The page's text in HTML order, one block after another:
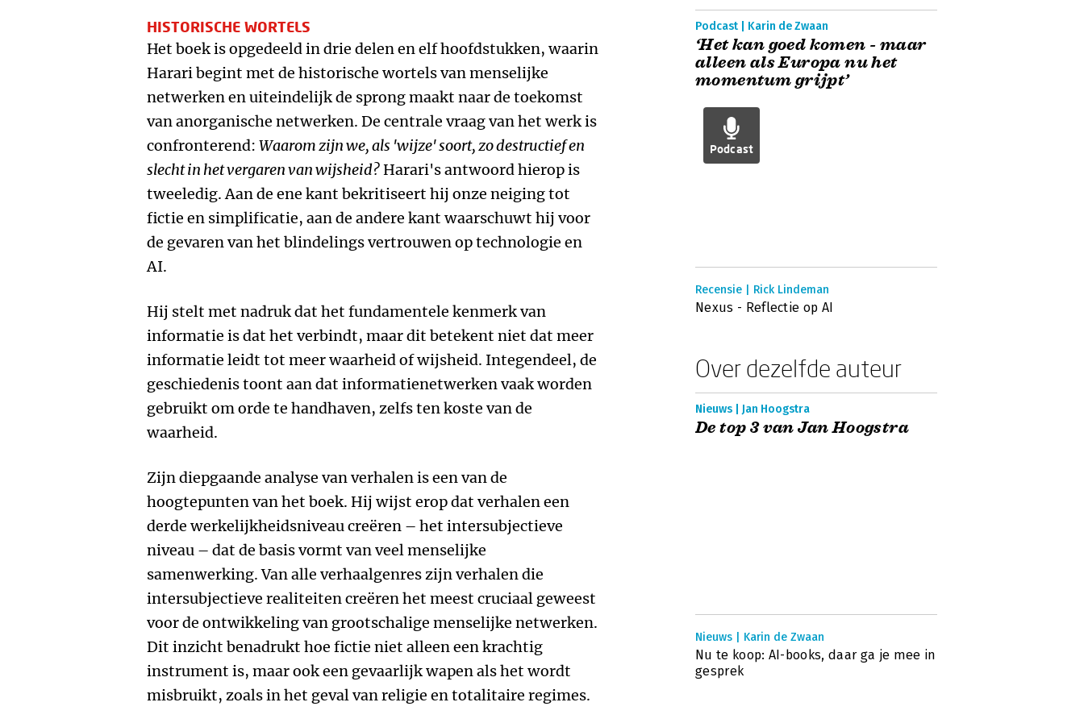
HISTORISCHE WORTELS
Het boek is opgedeeld in drie delen en elf hoofdstukken, waarin
Harari begint met de historische wortels van menselijke
netwerken en uiteindelijk de sprong maakt naar de toekomst
van anorganische netwerken. De centrale vraag van het werk is
confronterend: Waarom zijn we, als 'wijze' soort, zo destructief en
slecht in het vergaren van wijsheid?Harari's antwoord hierop is
tweeledig. Aan de ene kant bekritiseert hij onze neiging tot
fictie en simplificatie, aan de andere kant waarschuwt hij voor
de gevaren van het blindelings vertrouwen op technologie en
AI.
Hij stelt met nadruk dat het fundamentele kenmerk van
informatie is dat het verbindt, maar dit betekent niet dat meer
informatie leidt tot meer waarheid of wijsheid. Integendeel, de
geschiedenis toont aan dat informatienetwerken vaak worden
gebruikt om orde te handhaven, zelfs ten koste van de
waarheid.
Zijn diepgaande analyse van verhalen is een van de
hoogtepunten van het boek. Hij wijst erop dat verhalen een
derde werkelijkheidsniveau creëren – het intersubjectieve
niveau – dat de basis vormt van veel menselijke
samenwerking. Van alle verhaalgenres zijn verhalen die
intersubjectieve realiteiten creëren het meest cruciaal geweest
voor de ontwikkeling van grootschalige menselijke netwerken.
Dit inzicht benadrukt hoe fictie niet alleen een krachtig
instrument is, maar ook een gevaarlijk wapen als het wordt
misbruikt, zoals in het geval van religie en totalitaire regimes.
Podcast | Karin de Zwaan
‘Het kan goed komen - maar
alleen als Europa nu het
momentum grijpt’
Podcast
Recensie | Rick Lindeman
Nexus - Reflectie op AI
Over dezelfde auteur
Nieuws | Jan Hoogstra
De top 3 van Jan Hoogstra
Nieuws | Karin de Zwaan
Nu te koop: AI-books, daar ga je mee in
gesprek